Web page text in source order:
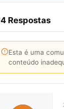
4 Respostas
Esta é uma
conteúdo